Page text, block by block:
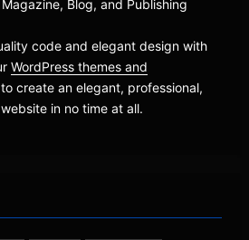
code and elegant design with
WordPress themes and
create an elegant, professional,
in no time at all.